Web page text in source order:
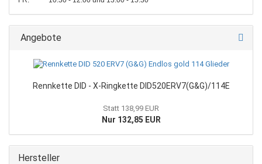
Angebote
Rennkette DID - X-Ringkette DID520ERV7(G&G)/114E
Statt 138,99 EUR
Nur 132,85 EUR
Hersteller